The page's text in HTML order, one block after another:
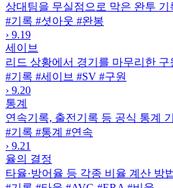
상대팀을 무실점으로 막은 완투 기
#기록 #셧아웃 #완봉
› 9.19
세이브
리드 상황에서 경기를 마무리한 구
#기록 #세이브 #SV #구원
› 9.20
통계
연속기록, 출전기록 등 공식 통계
#기록 #통계 #연속
› 9.21
율의 결정
타율·방어율 등 각종 비율 계산 방